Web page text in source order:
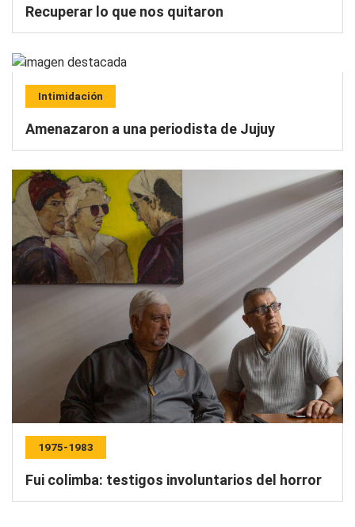
Recuperar lo que nos quitaron
Intimidación
Amenazaron a una periodista de Jujuy
1975-1983
Fui colimba: testigos involuntarios del horror